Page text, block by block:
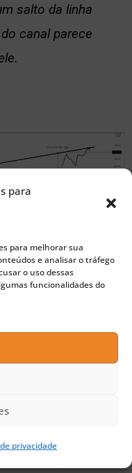
para
para melhorar sua
e analisar o tráfego
o uso dessas
funcionalidades do
privacidade
salto da linha
canal parece
terá um
que pode